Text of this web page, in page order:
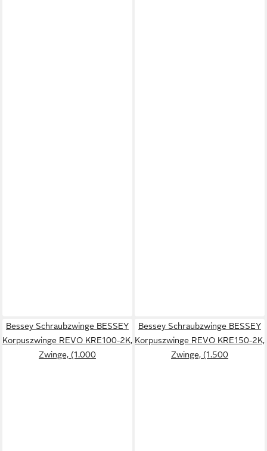
Bessey Schraubzwinge BESSEY
Korpuszwinge REVO KRE100-2K,
Zwinge, (1.000
Bessey Schraubzwinge BESSEY
Korpuszwinge REVO KRE150-2K,
Zwinge, (1.500